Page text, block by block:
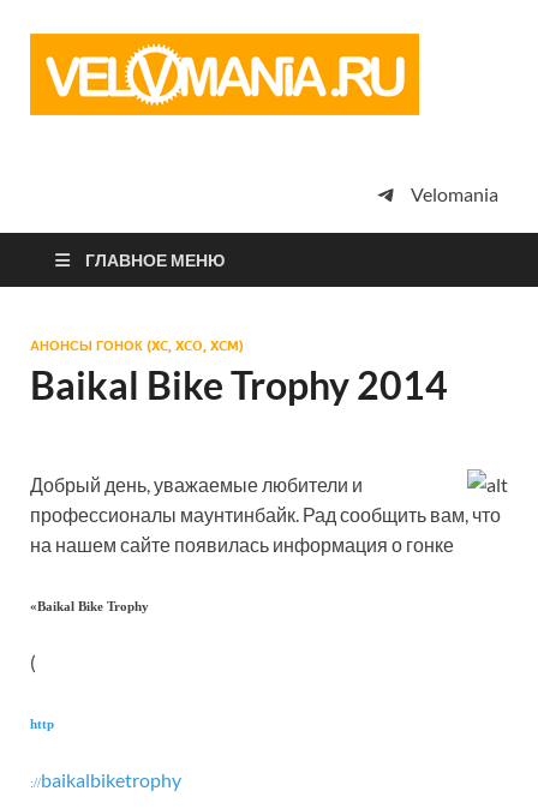
просто
Velomania
ГЛАВНОЕ МЕНЮ
АНОНСЫ ГОНОК (XC, XCO, XCM)
Baikal Bike Trophy 2014
Добрый день, уважаемые любители и
профессионалы маунтинбайк. Рад сообщить вам, что
на нашем сайте появилась информация о гонке
«Baikal Bike Trophy
(
http
://baikalbiketrophy